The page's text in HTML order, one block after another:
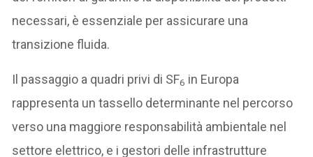
necessari, è essenziale per assicurare una
transizione fluida.
Il passaggio a quadri privi di SF6 in Europa
rappresenta un tassello determinante nel percorso
verso una maggiore responsabilità ambientale nel
settore elettrico, e i gestori delle infrastrutture